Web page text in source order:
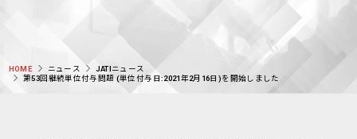
HOME ニュース
JATIニュース
第53回継続単位付与問題 (単位付与日:2021年2月16日)を開始しました